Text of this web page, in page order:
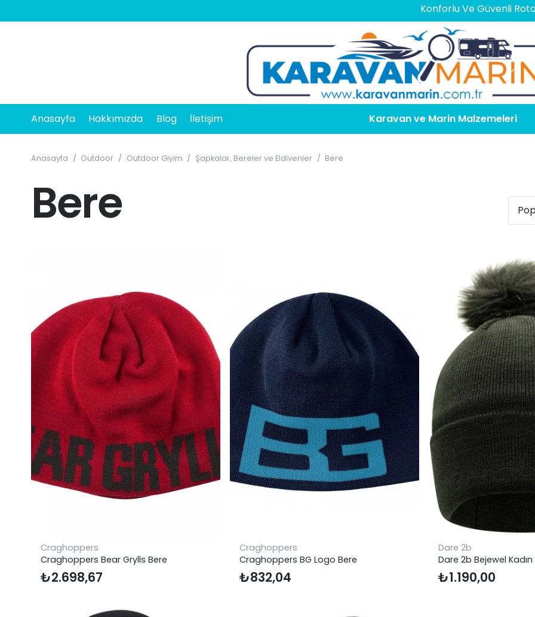
Konforlu Ve Güvenli Rotalar İçin En
Anasayfa Hakkımızda Blog İletişim Karavan ve Marin Malzemeleri
Anasayfa / Outdoor / Outdoor Giyim / Şapkalar, Bereler ve Eldivenler / Bere
Bere
Craghoppers
Craghoppers Bear Grylls Bere
₺2.698,67
Craghoppers
Craghoppers BG Logo Bere
₺832,04
Dare 2b
Dare 2b Bejewel Kadın
₺1.190,00